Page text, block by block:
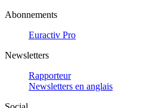
Abonnements
Euractiv Pro
Newsletters
Rapporteur
Newsletters en anglais